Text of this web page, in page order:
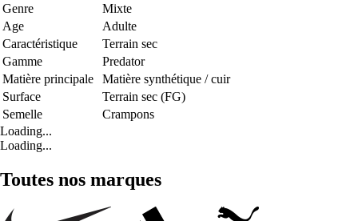
Genre
Mixte
Age
Adulte
Caractéristique
Terrain sec
Gamme
Predator
Matière principale
Matière synthétique / cuir
Surface
Terrain sec (FG)
Semelle
Crampons
Loading...
Loading...
Toutes nos marques